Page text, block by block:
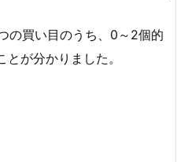
の買い目のうち、0～2個的
が分かりました。